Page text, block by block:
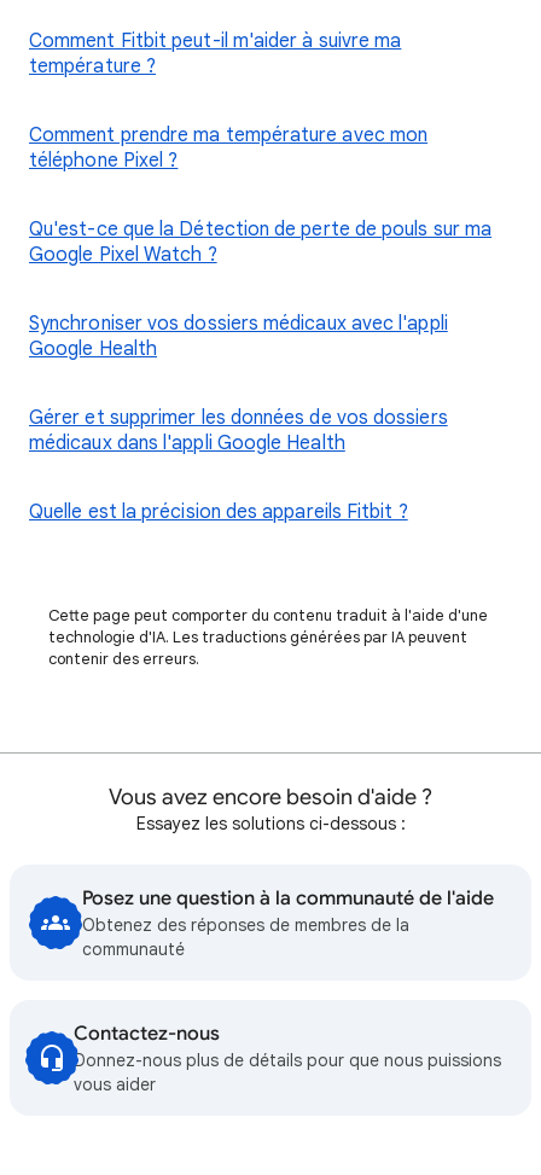
Comment Fitbit peut-il m'aider à suivre ma
température ?
Comment prendre ma température avec mon
téléphone Pixel ?
Qu'est-ce que la Détection de perte de pouls sur ma
Google Pixel Watch ?
Synchroniser vos dossiers médicaux avec l'appli
Google Health
Gérer et supprimer les données de vos dossiers
médicaux dans l'appli Google Health
Quelle est la précision des appareils Fitbit ?
Cette page peut comporter du contenu traduit à l'aide d'une
technologie d'IA. Les traductions générées par IA peuvent
contenir des erreurs.
Vous avez encore besoin d'aide ?
Essayez les solutions ci-dessous :
Posez une question à la communauté de l'aide
Obtenez des réponses de membres de la
communauté
Contactez-nous
Donnez-nous plus de détails pour que nous puissions
vous aider